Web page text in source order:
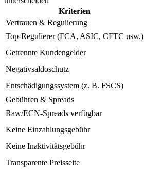
Kriterien
Vertrauen & Regulierung
Top-Regulierer (FCA, ASIC, CFTC usw.)
Getrennte Kundengelder
Negativsaldoschutz
Entschädigungssystem (z. B. FSCS)
Gebühren & Spreads
Raw/ECN-Spreads verfügbar
Keine Einzahlungsgebühr
Keine Inaktivitätsgebühr
Transparente Preisseite